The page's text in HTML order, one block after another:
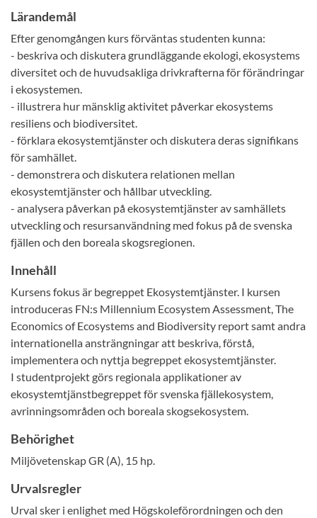
Lärandemål
Efter genomgången kurs förväntas studenten kunna:
- beskriva och diskutera grundläggande ekologi, ekosystems
diversitet och de huvudsakliga drivkrafterna för förändringar
i ekosystemen.
- illustrera hur mänsklig aktivitet påverkar ekosystems
resiliens och biodiversitet.
- förklara ekosystemtjänster och diskutera deras signifikans
för samhället.
- demonstrera och diskutera relationen mellan
ekosystemtjänster och hållbar utveckling.
- analysera påverkan på ekosystemtjänster av samhällets
utveckling och resursanvändning med fokus på de svenska
fjällen och den boreala skogsregionen.
Innehåll
Kursens fokus är begreppet Ekosystemtjänster. I kursen
introduceras FN:s Millennium Ecosystem Assessment, The
Economics of Ecosystems and Biodiversity report samt andra
internationella ansträngningar att beskriva, förstå,
implementera och nyttja begreppet ekosystemtjänster.
I studentprojekt görs regionala applikationer av
ekosystemtjänstbegreppet för svenska fjällekosystem,
avrinningsområden och boreala skogsekosystem.
Behörighet
Miljövetenskap GR (A), 15 hp.
Urvalsregler
Urval sker i enlighet med Högskoleförordningen och den